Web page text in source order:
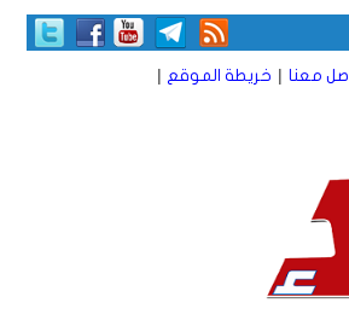
معنا | خريطة الموقع |